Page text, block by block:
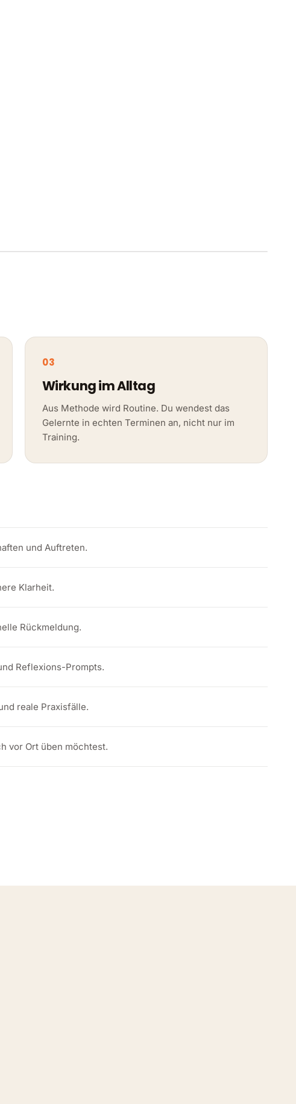
03
Wirkung im Alltag
Aus Methode wird Routine. Du wendest das
Gelernte in echten Terminen an, nicht nur im
Training.
und Auftreten.
Klarheit.
Rückmeldung.
Reflexions-Prompts.
reale Praxisfälle.
vor Ort üben möchtest.